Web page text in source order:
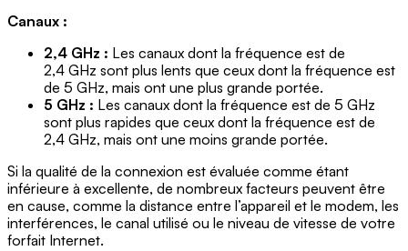
Canaux :
2,4 GHz : Les canaux dont la fréquence est de
2,4 GHz sont plus lents que ceux dont la fréquence est
de 5 GHz, mais ont une plus grande portée.
5 GHz : Les canaux dont la fréquence est de 5 GHz
sont plus rapides que ceux dont la fréquence est de
2,4 GHz, mais ont une moins grande portée.
Si la qualité de la connexion est évaluée comme étant
inférieure à excellente, de nombreux facteurs peuvent être
en cause, comme la distance entre l’appareil et le modem, les
interférences, le canal utilisé ou le niveau de vitesse de votre
forfait Internet.